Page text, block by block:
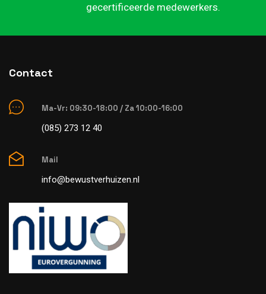
gecertificeerde medewerkers.
Contact
Ma-Vr: 09:30-18:00 / Za 10:00-16:00
(085) 273 12 40
Mail
info@bewustverhuizen.nl